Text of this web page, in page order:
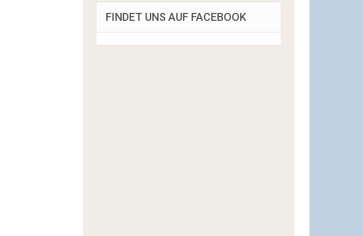
FINDET UNS AUF FACEBOOK